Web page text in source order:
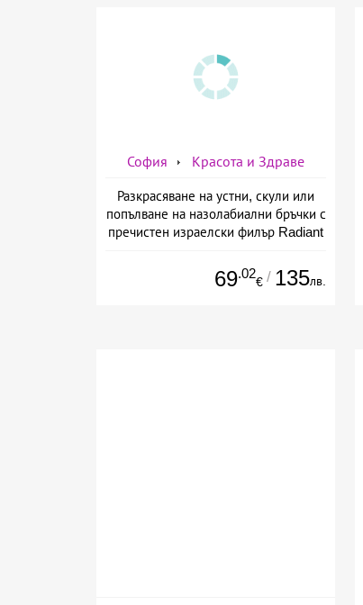
София Красота и Здраве
Разкрасяване на устни, скули или
попълване на назолабиални бръчки с
пречистен израелски филър Radiant
69.02
€ / 135лв.